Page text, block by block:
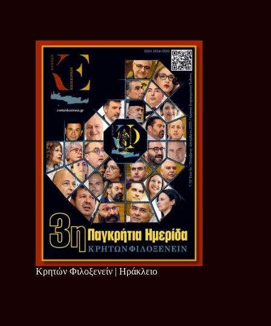
Κρητών Φιλοξενείν | Ηράκλειο